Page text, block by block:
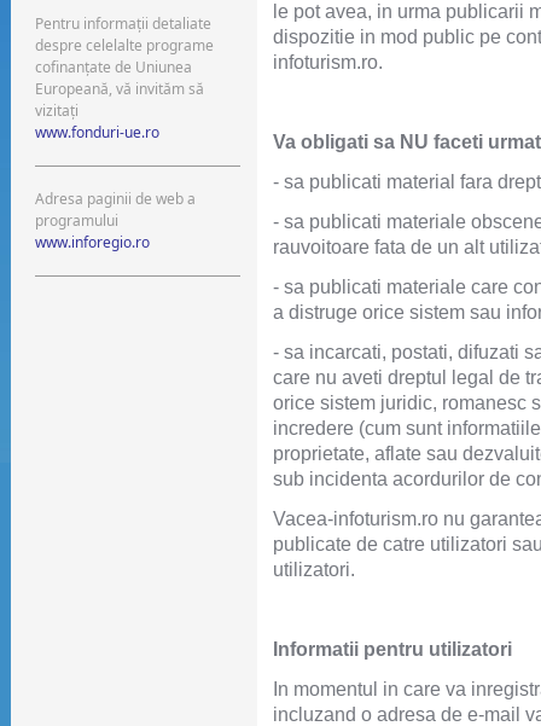
le pot avea, in urma publicarii
dispozitie in mod public pe
infoturism.ro.
Va obligati sa NU faceti
- sa publicati material fara
- sa publicati materiale
rauvoitoare fata de un alt
- sa publicati materiale care
a distruge orice sistem sau
- sa incarcati, postati, difuzati
care nu aveti dreptul legal de
orice sistem juridic, romanesc
incredere (cum sunt
proprietate, aflate sau
sub incidenta acordurilor de
Vacea-infoturism.ro nu
publicate de catre utilizatori
utilizatori.
Informatii pentru utilizatori
In momentul in care va
incluzand o adresa de e-mail
Pentru informaţii detaliate
despre celelalte programe
cofinanţate de Uniunea
Europeană, vă invităm să
vizitaţi
www.fonduri-ue.ro
Adresa paginii de web a
programului
www.inforegio.ro